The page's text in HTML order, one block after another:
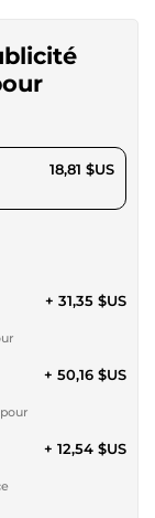
18,81 $US
+ 31,35 $US
+ 50,16 $US
+ 12,54 $US